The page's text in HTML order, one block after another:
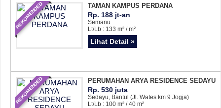
REKOMENDED TAMAN KAMPUS PERDANA
Rp. 188 jt-an
Semanu
Lt/Lb : 133 m² / m²
Lihat Detail »
REKOMENDED PERUMAHAN ARYA RESIDENCE SEDAYU
Rp. 530 juta
Sedayu, Bantul (Jl. Wates km 9 Jogja)
Lt/Lb : 100 m² / 40 m²